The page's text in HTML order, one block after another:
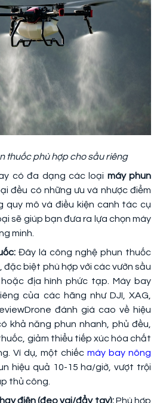
thuốc phù hợp cho sầu riêng
có đa dạng các loại máy phun
đều có những ưu và nhược điểm
quy mô và điều kiện canh tác cụ
sẽ giúp bạn đưa ra lựa chọn máy
minh.
Đây là công nghệ phun thuốc
đặc biệt phù hợp với các vườn sầu
địa hình phức tạp. Máy bay
của các hãng như DJI, XAG,
đánh giá cao về hiệu
khả năng phun nhanh, phủ đều,
giảm thiểu tiếp xúc hóa chất
Ví dụ, một chiếc máy bay nông
hiệu quả 10-15 ha/giờ, vượt trội
thủ công.
điện (đeo vai/đẩy tay):Phù hợp